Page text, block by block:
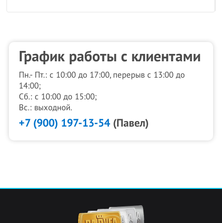
График работы с клиентами
Пн.- Пт.: с 10:00 до 17:00, перерыв с 13:00 до
14:00;
Сб.: с 10:00 до 15:00;
Вс.: выходной.
+7 (900) 197-13-54(Павел)